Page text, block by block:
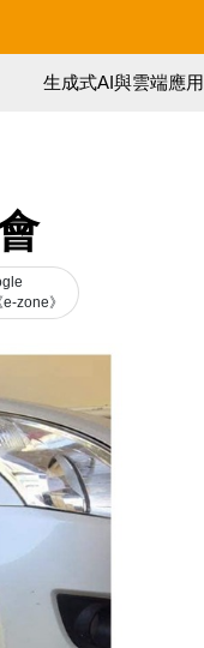
生成式AI與雲端應用
zone》